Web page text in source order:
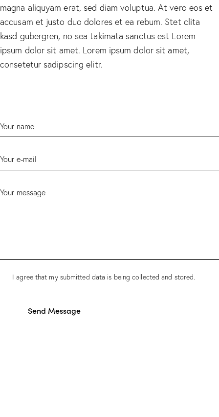
magna aliquyam erat, sed diam voluptua. At vero eos et
accusam et justo duo dolores et ea rebum. Stet clita
kasd gubergren, no sea takimata sanctus est Lorem
ipsum dolor sit amet. Lorem ipsum dolor sit amet,
consetetur sadipscing elitr.
I agree that my submitted data is being collected and stored.
Send Message